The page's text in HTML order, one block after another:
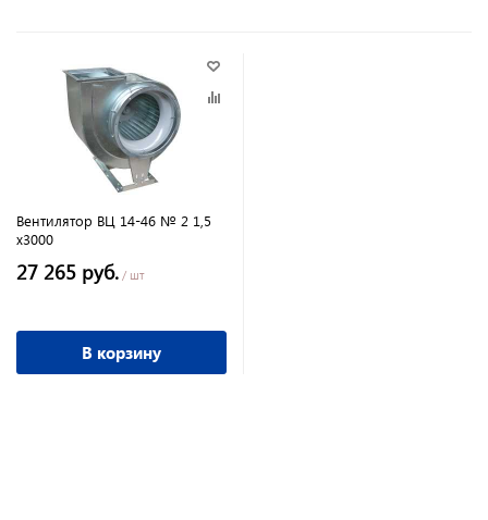
Вентилятор ВЦ 14-46 № 2 1,5
х3000
27 265 руб. / шт
В корзину